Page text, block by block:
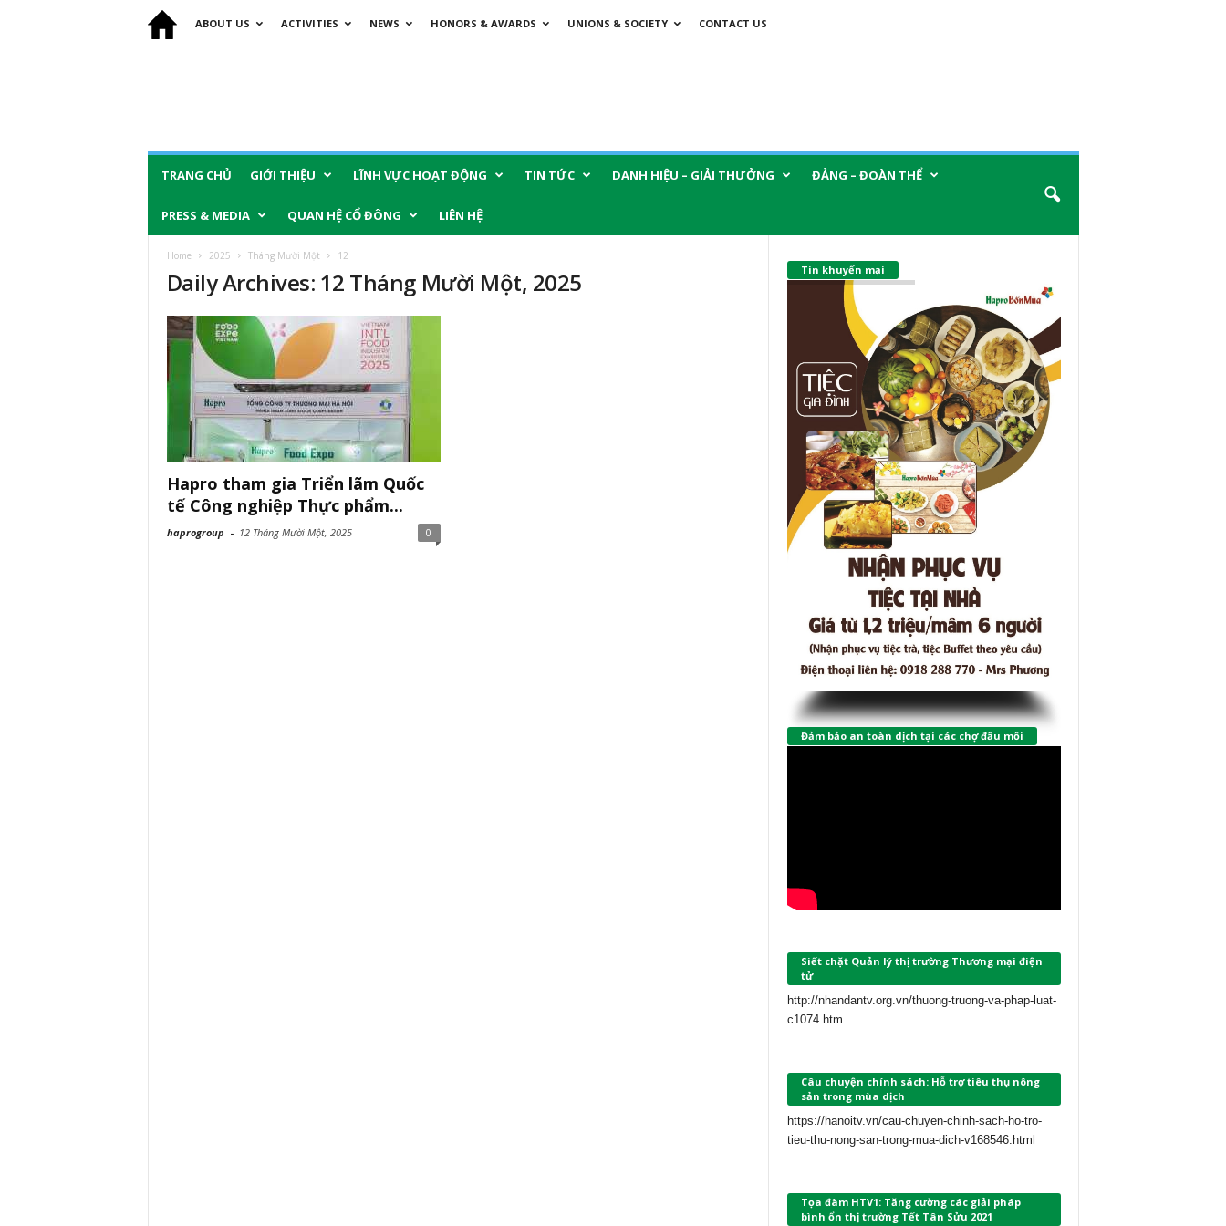
ABOUT US ACTIVITIES NEWS HONORS & AWARDS UNIONS & SOCIETY CONTACT US
TRANG CHỦ GIỚI THIỆU LĨNH VỰC HOẠT ĐỘNG TIN TỨC DANH HIỆU – GIẢI THƯỞNG ĐẢNG – ĐOÀN THỂ
PRESS & MEDIA QUAN HỆ CỔ ĐÔNG LIÊN HỆ
Home 2025 Tháng Mười Một 12
Daily Archives: 12 Tháng Mười Một, 2025
Hapro tham gia Triển lãm Quốc
tế Công nghiệp Thực phẩm...
haprogroup - 12 Tháng Mười Một, 2025 0
Tin khuyến mại
Đảm bảo an toàn dịch tại các chợ đầu mối
Siết chặt Quản lý thị trường Thương mại điện
tử
http://nhandantv.org.vn/thuong-truong-va-phap-luat-
c1074.htm
Câu chuyện chính sách: Hỗ trợ tiêu thụ nông
sản trong mùa dịch
https://hanoitv.vn/cau-chuyen-chinh-sach-ho-tro-
tieu-thu-nong-san-trong-mua-dich-v168546.html
Tọa đàm HTV1: Tăng cường các giải pháp
bình ổn thị trường Tết Tân Sửu 2021